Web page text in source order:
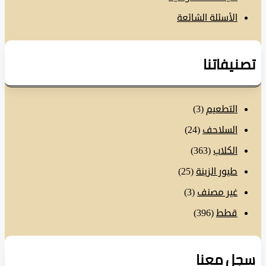
الأسئلة الشائعة
التطعيم(3)
السلاحف(24)
الكلاب(363)
طيور الزينة (25)
غير مصنف(3)
قطط
(396)
معنا